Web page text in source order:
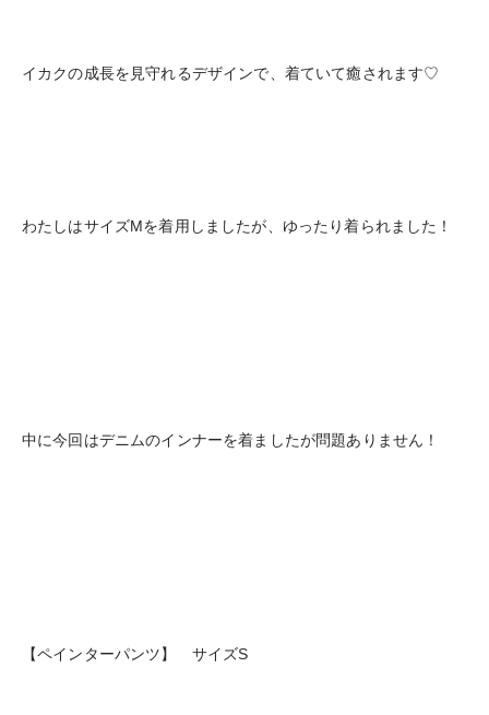
イカクの成長を見守れるデザインで、着ていて癒されます♡
わたしはサイズMを着用しましたが、ゆったり着られました！
中に今回はデニムのインナーを着ましたが問題ありません！
【ペインターパンツ】 サイズS